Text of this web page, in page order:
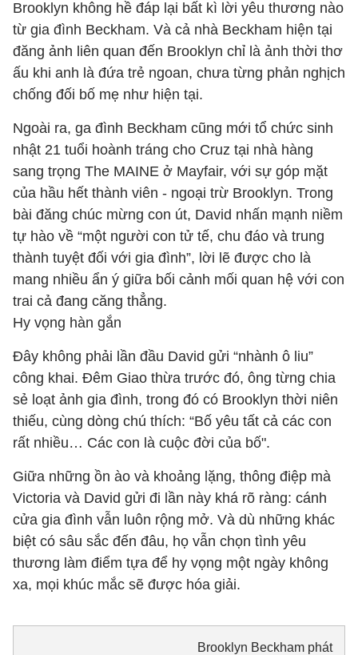
Brooklyn không hề đáp lại bất kì lời yêu thương nào
từ gia đình Beckham. Và cả nhà Beckham hiện tại
đăng ảnh liên quan đến Brooklyn chỉ là ảnh thời thơ
ấu khi anh là đứa trẻ ngoan, chưa từng phản nghịch
chống đối bố mẹ như hiện tại.
Ngoài ra, ga đình Beckham cũng mới tổ chức sinh
nhật 21 tuổi hoành tráng cho Cruz tại nhà hàng
sang trọng The MAINE ở Mayfair, với sự góp mặt
của hầu hết thành viên - ngoại trừ Brooklyn. Trong
bài đăng chúc mừng con út, David nhấn mạnh niềm
tự hào về “một người con tử tế, chu đáo và trung
thành tuyệt đối với gia đình”, lời lẽ được cho là
mang nhiều ẩn ý giữa bối cảnh mối quan hệ với con
trai cả đang căng thẳng.
Hy vọng hàn gắn
Đây không phải lần đầu David gửi “nhành ô liu”
công khai. Đêm Giao thừa trước đó, ông từng chia
sẻ loạt ảnh gia đình, trong đó có Brooklyn thời niên
thiếu, cùng dòng chú thích: “Bố yêu tất cả các con
rất nhiều… Các con là cuộc đời của bố".
Giữa những ồn ào và khoảng lặng, thông điệp mà
Victoria và David gửi đi lần này khá rõ ràng: cánh
cửa gia đình vẫn luôn rộng mở. Và dù những khác
biệt có sâu sắc đến đâu, họ vẫn chọn tình yêu
thương làm điểm tựa để hy vọng một ngày không
xa, mọi khúc mắc sẽ được hóa giải.
Brooklyn Beckham phát